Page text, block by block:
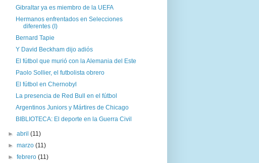
Gibraltar ya es miembro de la UEFA
Hermanos enfrentados en Selecciones
diferentes (I)
Bernard Tapie
Y David Beckham dijo adiós
El fútbol que murió con la Alemania del Este
Paolo Sollier, el futbolista obrero
El fútbol en Chernobyl
La presencia de Red Bull en el fútbol
Argentinos Juniors y Mártires de Chicago
BIBLIOTECA: El deporte en la Guerra Civil
►abril(11)
►marzo(11)
►febrero(11)